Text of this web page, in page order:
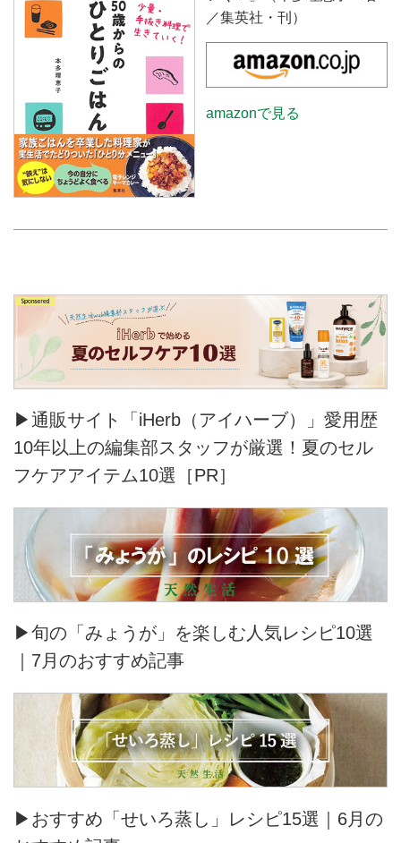
／集英社・刊）
amazonで見る
▶通販サイト「iHerb（アイハーブ）」愛用歴
10年以上の編集部スタッフが厳選！夏のセル
フケアアイテム10選［PR］
▶旬の「みょうが」を楽しむ人気レシピ10選
｜7月のおすすめ記事
▶おすすめ「せいろ蒸し」レシピ15選｜6月の